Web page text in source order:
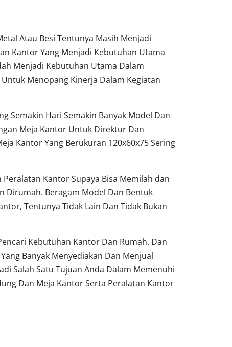
Atau Besi Tentunya Masih Menjadi
Kantor Yang Menjadi Kebutuhan Utama
Menjadi Kebutuhan Utama Dalam
Menopang Kinerja Dalam Kegiatan
Semakin Hari Semakin Banyak Model Dan
Meja Kantor Untuk Direktur Dan
Kantor Yang Berukuran 120x60x75 Sering
Kantor Supaya Bisa Memilah dan
Dirumah. Beragam Model Dan Bentuk
Tentunya Tidak Lain Dan Tidak Bukan
Kebutuhan Kantor Dan Rumah. Dan
Banyak Menyediakan Dan Menjual
Salah Satu Tujuan Anda Dalam Memenuhi
Dan Meja Kantor Serta Peralatan Kantor